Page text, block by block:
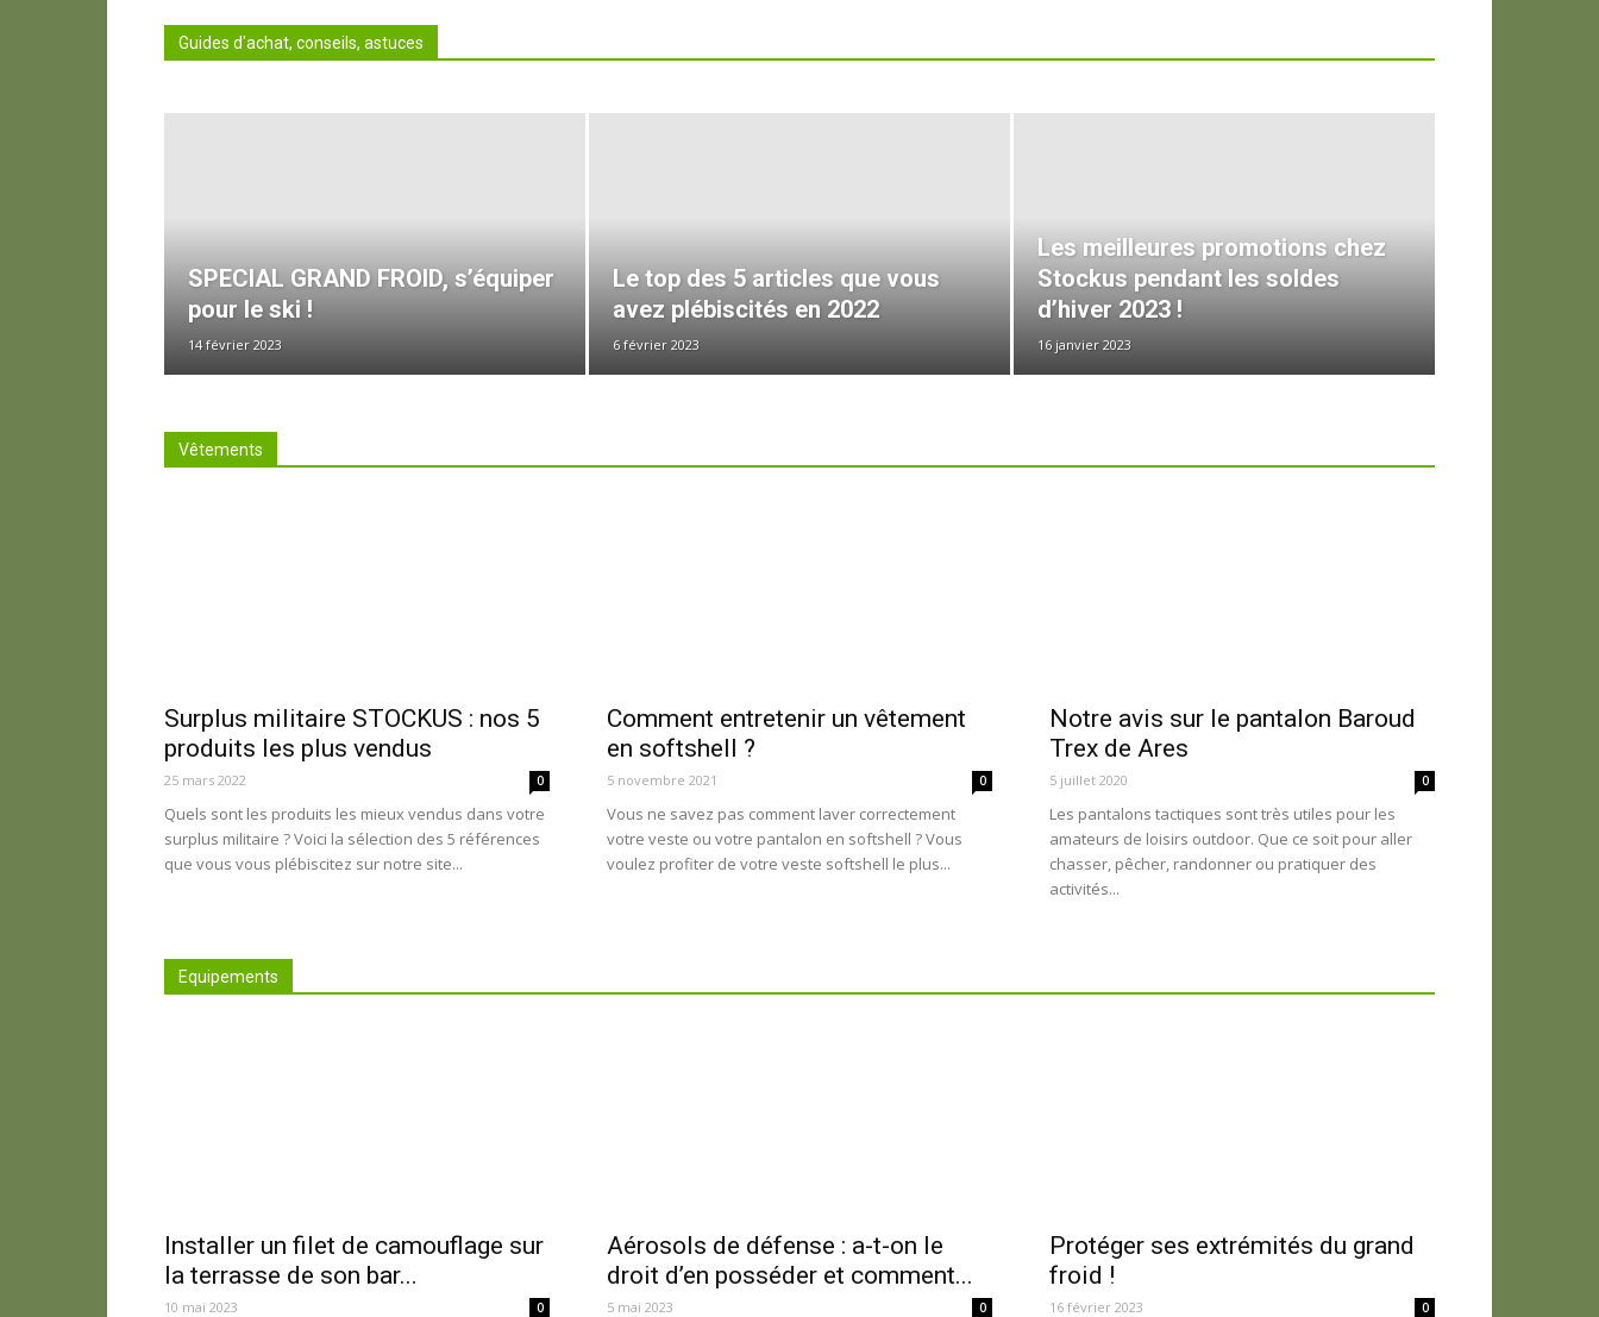
Guides d'achat, conseils, astuces
SPECIAL GRAND FROID, s’équiper
pour le ski !
14 février 2023
Le top des 5 articles que vous
avez plébiscités en 2022
6 février 2023
Les meilleures promotions chez
Stockus pendant les soldes
d’hiver 2023 !
16 janvier 2023
Vêtements
Surplus militaire STOCKUS : nos 5
produits les plus vendus
25 mars 2022 0
Quels sont les produits les mieux vendus dans votre
surplus militaire ? Voici la sélection des 5 références
que vous vous plébiscitez sur notre site...
Comment entretenir un vêtement
en softshell ?
5 novembre 2021 0
Vous ne savez pas comment laver correctement
votre veste ou votre pantalon en softshell ? Vous
voulez profiter de votre veste softshell le plus...
Notre avis sur le pantalon Baroud
Trex de Ares
5 juillet 2020 0
Les pantalons tactiques sont très utiles pour les
amateurs de loisirs outdoor. Que ce soit pour aller
chasser, pêcher, randonner ou pratiquer des
activités...
Equipements
Installer un filet de camouflage sur
la terrasse de son bar...
10 mai 2023 0
Aérosols de défense : a-t-on le
droit d’en posséder et comment...
5 mai 2023 0
Protéger ses extrémités du grand
froid !
16 février 2023 0